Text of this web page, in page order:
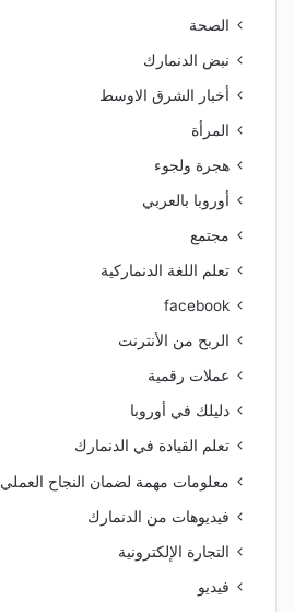
الصحة
نبض الدنمارك
أخبار الشرق الاوسط
المرأة
هجرة ولجوء
أوروبا بالعربي
مجتمع
تعلم اللغة الدنماركية
facebook
الربح من الأنترنت
عملات رقمية
دليلك في أوروبا
تعلم القيادة في الدنمارك
معلومات مهمة لضمان النجاح العملي
فيديوهات من الدنمارك
التجارة الإلكترونية
فيديو